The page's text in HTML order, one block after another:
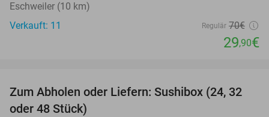
Eschweiler (10 km)
Verkauft: 11
Regulär 70€
29,90€
23%
Zum Abholen oder Liefern: Sushibox (24, 32
oder 48 Stück)